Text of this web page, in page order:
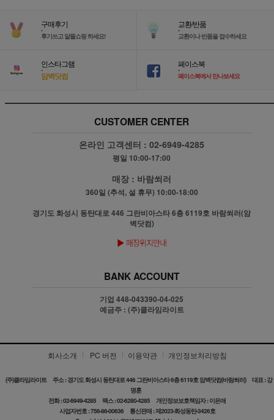
구매후기
-
후기쓰고 알뜰쇼핑 하세요!
교환/반품
-
교환이나 반품을 접수하세요
인스타그램
-
암벽닷컴
페이스북
-
페이스북에서 만나보세요
CUSTOMER CENTER
온라인 고객센터 :02-6949-4285
평일 10:00-17:00
매장 : 바람쐬러
360일 (추석, 설 휴무) 10:00-18:00
경기도 화성시 동탄대로 446 그란비아스타 6층 6119호 바람쐬러(암
벽닷컴)
BANK ACCOUNT
기업 448-043390-04-025
예금주 : (주)클라임라이트
회사소개 PC 버전 이용약관 개인정보처리방침
(주)클라임라이트 주소 : 경기도 화성시 동탄대로 446 그란비아스타 6층 6119호 암벽닷컴(바람쐬러)
대표 : 강
명훈
전화 : 02-6949-4285
팩스 : 02-6280-4285
개인정보보호책임자 : 이은애
사업자번호 : 756-86-00636
통신판매 : 제2023-화성동탄-3426호